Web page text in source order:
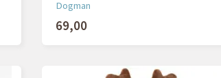
Dogman
69,00